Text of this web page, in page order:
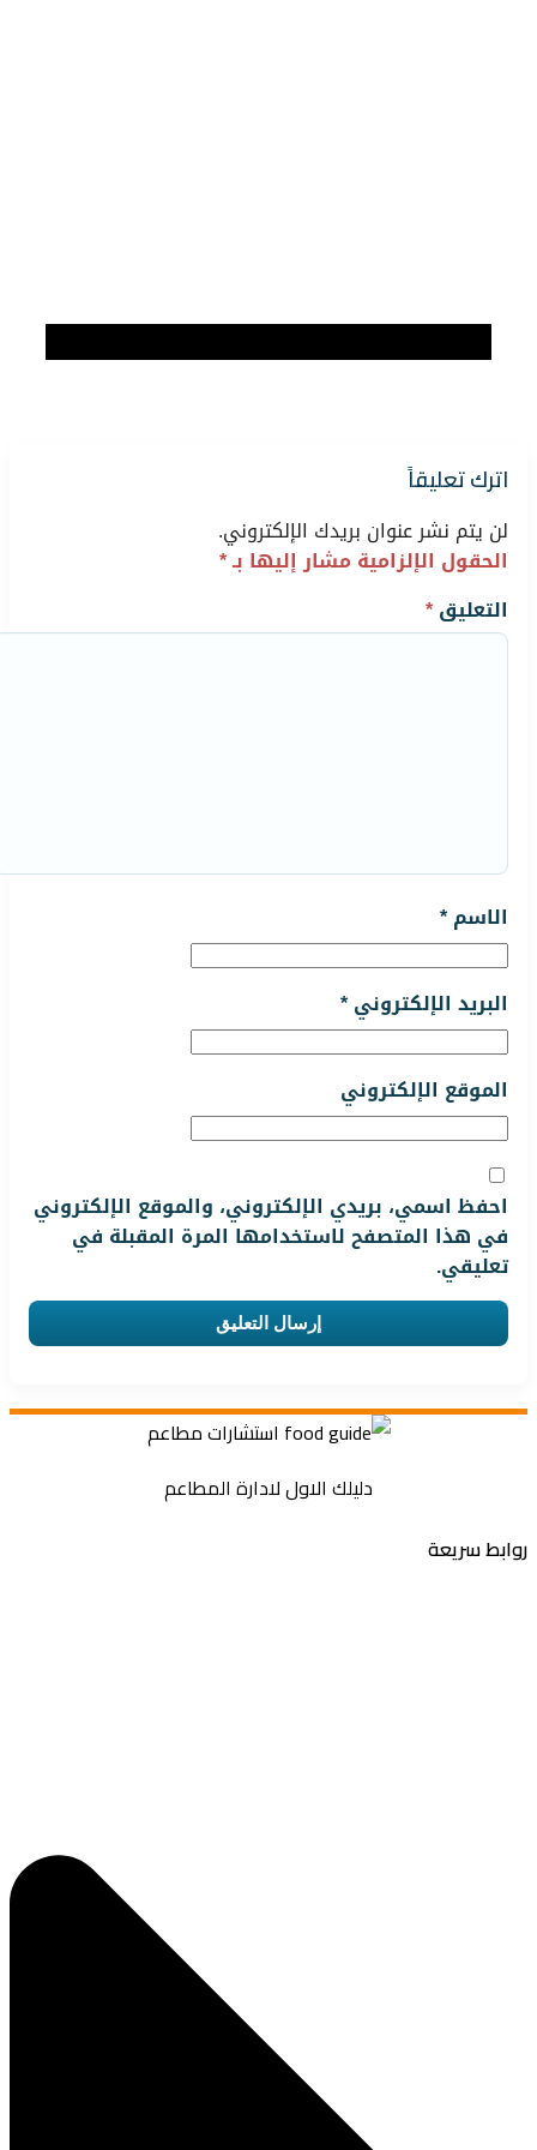
اترك تعليقاً
لن يتم نشر عنوان بريدك الإلكتروني.
الحقول الإلزامية مشار إليها بـ*
التعليق*
الاسم*
البريد الإلكتروني*
الموقع الإلكتروني
احفظ اسمي، بريدي الإلكتروني، والموقع الإلكتروني
في هذا المتصفح لاستخدامها المرة المقبلة في
تعليقي.
دليلك الاول لادارة المطاعم
سريعة